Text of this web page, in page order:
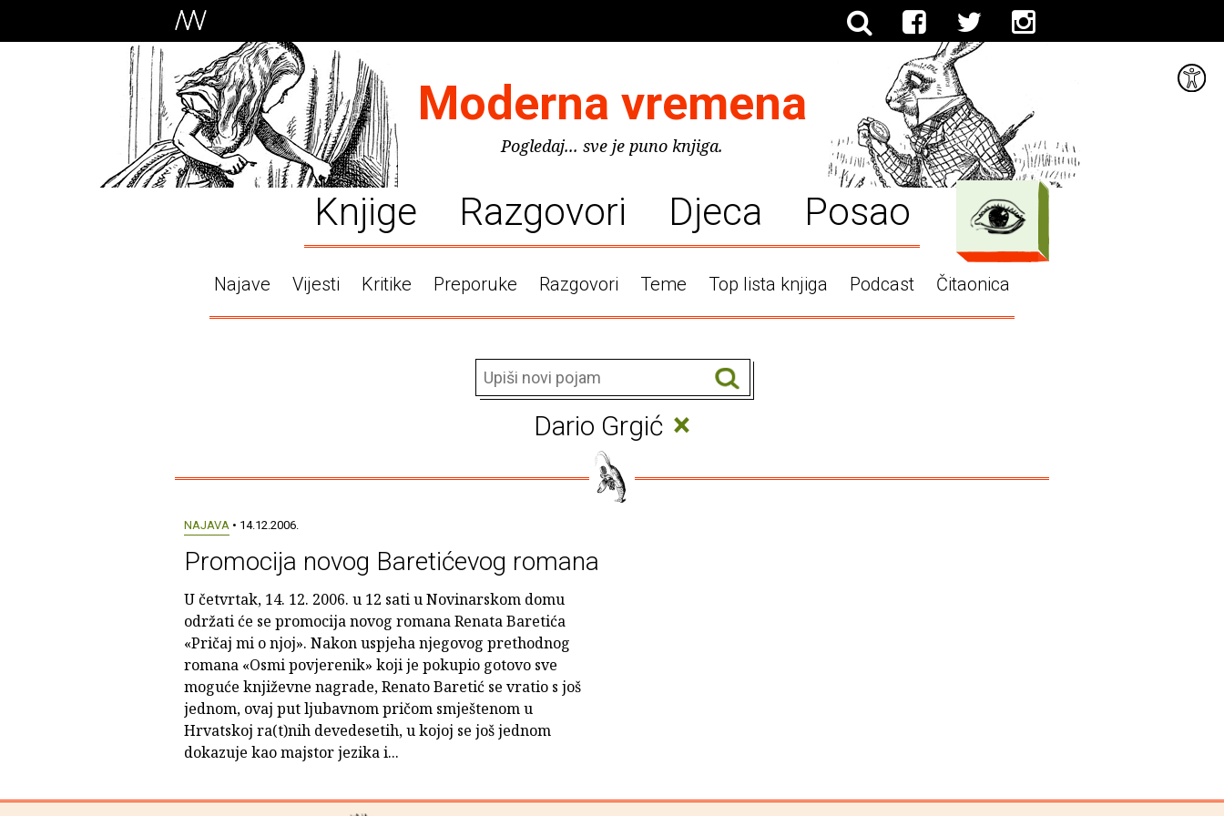
Moderna vremena
Pogledaj... sve je puno knjiga.
Knjige Razgovori Djeca Posao
Najave Vijesti Kritike Preporuke Razgovori Teme Top lista knjiga Podcast Čitaonica
Dario Grgić ×
NAJAVA• 14.12.2006.
Promocija novog Baretićevog romana
U četvrtak, 14. 12. 2006. u 12 sati u Novinarskom domu
održati će se promocija novog romana Renata Baretića
«Pričaj mi o njoj». Nakon uspjeha njegovog prethodnog
romana «Osmi povjerenik» koji je pokupio gotovo sve
moguće književne nagrade, Renato Baretić se vratio s još
jednom, ovaj put ljubavnom pričom smještenom u
Hrvatskoj ra(t)nih devedesetih, u kojoj se još jednom
dokazuje kao majstor jezika i...